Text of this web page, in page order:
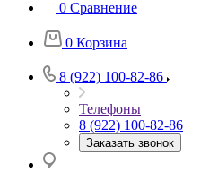
0 Сравнение
0 Корзина
8 (922) 100-82-86
Телефоны
8 (922) 100-82-86
Заказать звонок